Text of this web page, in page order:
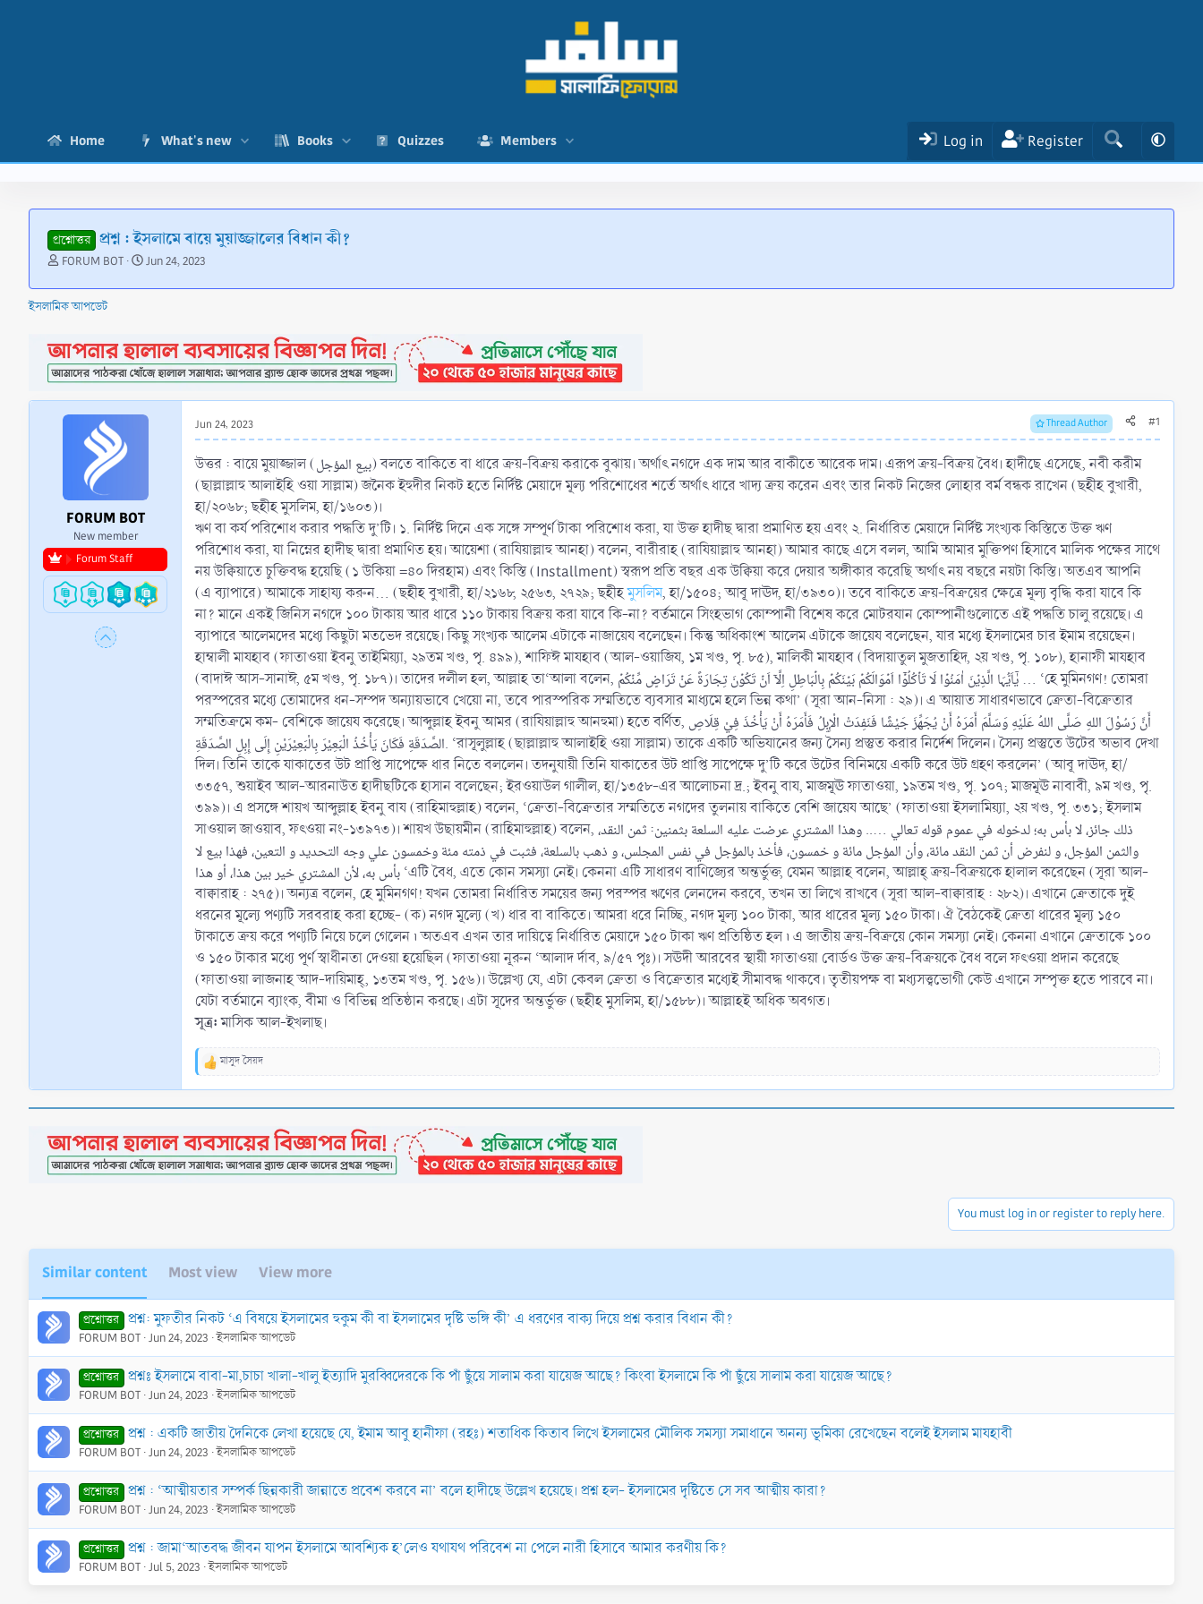
Home What's new Books Quizzes Members Log in Register
প্রশ্নোত্তর প্রশ্ন : ইসলামে বায়ে মুয়াজ্জালের বিধান কী?
T
r
e
d
s
t
a
r
FORUM BOT
S
a
d
a
t
e
Jun 24, 2023
ইসলামিক আপডেট
FORUM BOT
New member
Forum Staff
Jun 24, 2023 Thread Author #1
উত্তর : বায়ে মুয়াজ্জাল (بيع المؤجل) বলতে বাকিতে বা ধারে ক্রয়-বিক্রয় করাকে বুঝায়। অর্থাৎ নগদে এক দাম আর বাকীতে আরেক দাম। এরূপ ক্রয়-বিক্রয় বৈধ। হাদীছে এসেছে, নবী করীম
(ছাল্লাল্লাহু আলাইহি ওয়া সাল্লাম) জনৈক ইহুদীর নিকট হতে নির্দিষ্ট মেয়াদে মূল্য পরিশোধের শর্তে অর্থাৎ ধারে খাদ্য ক্রয় করেন এবং তার নিকট নিজের লোহার বর্ম বন্ধক রাখেন (ছহীহ বুখারী,
হা/২০৬৮; ছহীহ মুসলিম, হা/১৬০৩)।
ঋণ বা কর্য পরিশোধ করার পদ্ধতি দু’টি। ১. নির্দিষ্ট দিনে এক সঙ্গে সম্পূর্ণ টাকা পরিশোধ করা, যা উক্ত হাদীছ দ্বারা প্রমাণিত হয় এবং ২. নির্ধারিত মেয়াদে নির্দিষ্ট সংখ্যক কিস্তিতে উক্ত ঋণ
পরিশোধ করা, যা নিম্নের হাদীছ দ্বারা প্রমাণিত হয়। আয়েশা (রাযিয়াল্লাহু আনহা) বলেন, বারীরাহ (রাযিয়াল্লাহু আনহা) আমার কাছে এসে বলল, আমি আমার মুক্তিপণ হিসাবে মালিক পক্ষের সাথে
নয় উক্বিয়াতে চুক্তিবদ্ধ হয়েছি (১ উকিয়া =৪০ দিরহাম) এবং কিস্তি (Installment) স্বরূপ প্রতি বছর এক উক্বিয়া করে দেয়ার অঙ্গীকার করেছি অর্থাৎ নয় বছরে নয়টা কিস্তি। অতএব আপনি
(এ ব্যাপারে) আমাকে সাহায্য করুন... (ছহীহ বুখারী, হা/২১৬৮, ২৫৬৩, ২৭২৯; ছহীহমুসলিম, হা/১৫০৪; আবূ দাঊদ, হা/৩৯৩০)। তবে বাকিতে ক্রয়-বিক্রয়ের ক্ষেত্রে মূল্য বৃদ্ধি করা যাবে কি
না? মানে একই জিনিস নগদে ১০০ টাকায় আর ধারে ১১০ টাকায় বিক্রয় করা যাবে কি-না? বর্তমানে সিংহভাগ কোম্পানী বিশেষ করে মোটরযান কোম্পানীগুলোতে এই পদ্ধতি চালু রয়েছে। এ
ব্যাপারে আলেমদের মধ্যে কিছুটা মতভেদ রয়েছে। কিছু সংখ্যক আলেম এটাকে নাজায়েয বলেছেন। কিন্তু অধিকাংশ আলেম এটাকে জায়েয বলেছেন, যার মধ্যে ইসলামের চার ইমাম রয়েছেন।
হাম্বালী মাযহাব (ফাতাওয়া ইবনু তাইমিয়্যা, ২৯তম খণ্ড, পৃ. ৪৯৯), শাফিঈ মাযহাব (আল-ওয়াজিয, ১ম খণ্ড, পৃ. ৮৫), মালিকী মাযহাব (বিদায়াতুল মুজতাহিদ, ২য় খণ্ড, পৃ. ১০৮), হানাফী মাযহাব
(বাদাঈ আস-সানাঈ, ৫ম খণ্ড, পৃ. ১৮৭)। তাদের দলীল হল, আল্লাহ তা‘আলা বলেন, یٰۤاَیُّہَا الَّذِیۡنَ اٰمَنُوۡا لَا تَاۡکُلُوۡۤا اَمۡوَالَکُمۡ بَیۡنَکُمۡ بِالۡبَاطِلِ اِلَّاۤ اَنۡ تَکُوۡنَ تِجَارَۃً عَنۡ تَرَاضٍ مِّنۡکُمۡ ... ‘হে মুমিনগণ! তোমরা
পরস্পরের মধ্যে তোমাদের ধন-সম্পদ অন্যায়ভাবে খেয়ো না, তবে পারস্পরিক সম্মতিতে ব্যবসার মাধ্যমে হলে ভিন্ন কথা’ (সূরা আন-নিসা : ২৯)। এ আয়াত সাধারণভাবে ক্রেতা-বিক্রেতার
সম্মতিক্রমে কম- বেশিকে জায়েয করেছে। আব্দুল্লাহ ইবনু আমর (রাযিয়াল্লাহু আনহুমা) হতে বর্ণিত, أَنَّ رَسُوْلَ اللهِ صَلَّى اللهُ عَلَيْهِ وَسَلَّمَ أَمَرَهُ أَنْ يُجَهِّزَ جَيْشًا فَنَفِدَتْ الْإِبِلُ فَأَمَرَهُ أَنْ يَأْخُذَ فِيْ قِلَاصِ
الصَّدَقَةِ فَكَانَ يَأْخُذُ الْبَعِيْرَ بِالْبَعِيْرَيْنِ إِلَى إِبِلِ الصَّدَقَةِ. ‘রাসূলুল্লাহ (ছাল্লাল্লাহু আলাইহি ওয়া সাল্লাম) তাকে একটি অভিযানের জন্য সৈন্য প্রস্তুত করার নির্দেশ দিলেন। সৈন্য প্রস্তুতে উটের অভাব দেখা
দিল। তিনি তাকে যাকাতের উট প্রাপ্তি সাপেক্ষে ধার নিতে বললেন। তদনুযায়ী তিনি যাকাতের উট প্রাপ্তি সাপেক্ষে দু’টি করে উটের বিনিময়ে একটি করে উট গ্রহণ করলেন’ (আবূ দাঊদ, হা/
৩৩৫৭, শুয়াইব আল-আরনাউত হাদীছটিকে হাসান বলেছেন; ইরওয়াউল গালীল, হা/১৩৫৮-এর আলোচনা দ্র.; ইবনু বায, মাজমূঊ ফাতাওয়া, ১৯তম খণ্ড, পৃ. ১০৭; মাজমূঊ নাবাবী, ৯ম খণ্ড, পৃ.
৩৯৯)। এ প্রসঙ্গে শায়খ আব্দুল্লাহ ইবনু বায (রাহিমাহুল্লাহ) বলেন, ‘ক্রেতা-বিক্রেতার সম্মতিতে নগদের তুলনায় বাকিতে বেশি জায়েয আছে’ (ফাতাওয়া ইসলামিয়্যা, ২য় খণ্ড, পৃ. ৩৩১; ইসলাম
সাওয়াল জাওয়াব, ফৎওয়া নং-১৩৯৭৩)। শায়খ উছায়মীন (রাহিমাহুল্লাহ) বলেন, ذلك جائز، لا بأس به؛ لدخوله في عموم قوله تعالي ..... وهذا المشتري عرضت عليه السلعة بثمنين: ثمن النقد،
والثمن المؤجل، و لنفرض أن ثمن النقد مائة، وأن المؤجل مائة و خمسون، فأخذ بالمؤجل في نفس المجلس، و ذهب بالسلعة، فثبت في ذمته مئة وخمسون علي وجه التحديد و التعين، فهذا بيع لا
بأس به، لأن المشتري خير بين هذا، أو هذا ‘এটি বৈধ, এতে কোন সমস্যা নেই। কেননা এটি সাধারণ বাণিজ্যের অন্তর্ভুক্ত, যেমন আল্লাহ বলেন, আল্লাহ্‌ ক্রয়-বিক্রয়কে হালাল করেছেন (সূরা আল-
বাক্বারাহ : ২৭৫)। অন্যত্র বলেন, হে মুমিনগণ! যখন তোমরা নির্ধারিত সময়ের জন্য পরস্পর ঋণের লেনদেন করবে, তখন তা লিখে রাখবে (সূরা আল-বাক্বারাহ : ২৮২)। এখানে ক্রেতাকে দুই
ধরনের মূল্যে পণ্যটি সরবরাহ করা হচ্ছে- (ক) নগদ মূল্যে (খ) ধার বা বাকিতে। আমরা ধরে নিচ্ছি, নগদ মূল্য ১০০ টাকা, আর ধারের মূল্য ১৫০ টাকা। ঐ বৈঠকেই ক্রেতা ধারের মূল্য ১৫০
টাকাতে ক্রয় করে পণ্যটি নিয়ে চলে গেলেন ৷ অতএব এখন তার দায়িত্বে নির্ধারিত মেয়াদে ১৫০ টাকা ঋণ প্রতিষ্ঠিত হল ৷ এ জাতীয় ক্রয়-বিক্রয়ে কোন সমস্যা নেই। কেননা এখানে ক্রেতাকে ১০০
ও ১৫০ টাকার মধ্যে পূর্ণ স্বাধীনতা দেওয়া হয়েছিল (ফাতাওয়া নূরুন ‘আলাদ র্দাব, ৯/৫৭ পৃঃ)। সঊদী আরবের স্থায়ী ফাতাওয়া বোর্ডও উক্ত ক্রয়-বিক্রয়কে বৈধ বলে ফৎওয়া প্রদান করেছে
(ফাতাওয়া লাজনাহ আদ-দায়িমাহ্, ১৩তম খণ্ড, পৃ. ১৫৬)। উল্লেখ্য যে, এটা কেবল ক্রেতা ও বিক্রেতার মধ্যেই সীমাবদ্ধ থাকবে। তৃতীয়পক্ষ বা মধ্যসত্ত্বভোগী কেউ এখানে সম্পৃক্ত হতে পারবে না।
যেটা বর্তমানে ব্যাংক, বীমা ও বিভিন্ন প্রতিষ্ঠান করছে। এটা সূদের অন্তর্ভুক্ত (ছহীহ মুসলিম, হা/১৫৮৮)। আল্লাহই অধিক অবগত।
সূত্র:মাসিক আল-ইখলাছ।
R
i
o
n
মাসুদ সৈয়দ
You must log in or register to reply here.
Similar content Most view View more
প্রশ্নোত্তর প্রশ্ন: মুফতীর নিকট ‘এ বিষয়ে ইসলামের হুকুম কী বা ইসলামের দৃষ্টি ভঙ্গি কী’ এ ধরণের বাক্য দিয়ে প্রশ্ন করার বিধান কী?
FORUM BOT Jun 24, 2023 ইসলামিক আপডেট
প্রশ্নোত্তর প্রশ্নঃ ইসলামে বাবা-মা,চাচা খালা-খালু ইত্যাদি মুরব্বিদেরকে কি পাঁ ছুঁয়ে সালাম করা যায়েজ আছে? কিংবা ইসলামে কি পাঁ ছুঁয়ে সালাম করা যায়েজ আছে?
FORUM BOT Jun 24, 2023 ইসলামিক আপডেট
প্রশ্নোত্তর প্রশ্ন : একটি জাতীয় দৈনিকে লেখা হয়েছে যে, ইমাম আবু হানীফা (রহঃ) শতাধিক কিতাব লিখে ইসলামের মৌলিক সমস্যা সমাধানে অনন্য ভূমিকা রেখেছেন বলেই ইসলাম মাযহাবী
FORUM BOT Jun 24, 2023 ইসলামিক আপডেট
প্রশ্নোত্তর প্রশ্ন : ‘আত্মীয়তার সম্পর্ক ছিন্নকারী জান্নাতে প্রবেশ করবে না’ বলে হাদীছে উল্লেখ হয়েছে। প্রশ্ন হল- ইসলামের দৃষ্টিতে সে সব আত্মীয় কারা?
FORUM BOT Jun 24, 2023 ইসলামিক আপডেট
প্রশ্নোত্তর প্রশ্ন : জামা‘আতবদ্ধ জীবন যাপন ইসলামে আবশ্যিক হ’লেও যথাযথ পরিবেশ না পেলে নারী হিসাবে আমার করণীয় কি?
FORUM BOT Jul 5, 2023 ইসলামিক আপডেট